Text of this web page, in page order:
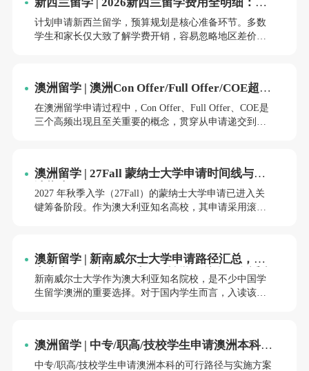
费+生活费逐项拆解，告别预算盲区
计划申请新西兰留学，预算规划是核心准备环节。多数
学生和家长仅大致了解学费开销，容易忽略地区差价、
澳洲留学 | 澳洲Con Offer/Full Offer/COE超全
解析
在澳洲留学申请过程中，Con Offer、Full Offer、COE是
三个高频出现且至关重要的概念，贯穿从申请递交到签
程、常见疑问等维度，对三者进行全面拆解，内容细致
且通俗易懂，助力杭州学子清晰掌握澳洲留学申请中的
关键节点，避免踩坑。
澳洲留学 | 27Fall 蒙纳士大学申请时间线与申
请指南
2027 年秋季入学（27Fall）的蒙纳士大学申请已进入关
键筹备阶段。作为澳大利亚知名高校，其申请采用滚动
澳新留学 | 新南威尔士大学申请路径汇总，高
考直申 / 预科 / 国际大一 / 转学，总有一条适合
你！
新南威尔士大学作为澳大利亚知名院校，是不少中国学
生留学澳洲的重要选择。对于国内学生而言，入读该校
澳洲留学 | 中专/职高/技校学生申请澳洲本科的
可行路径与实施方案
中专/职高/技校学生申请澳洲本科的可行路径与实施方案